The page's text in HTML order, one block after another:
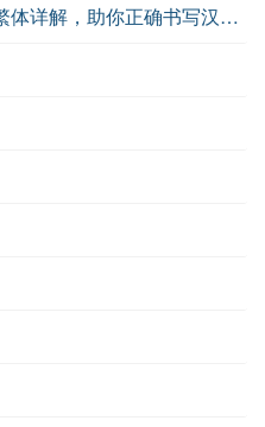
易的繁体字怎么写？这份易字繁体详解，助你正确书写汉字_汉字繁体学习